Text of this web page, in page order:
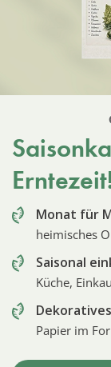
Monat für
heimisches
Saisonal
Küche,
Papier im